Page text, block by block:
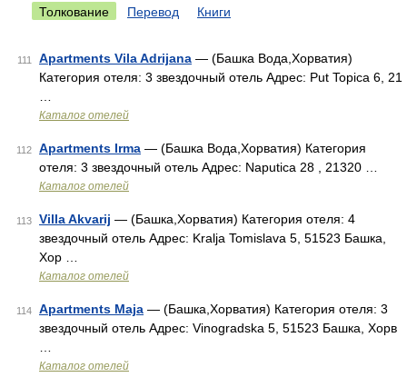
Толкование Перевод Книги
111 Apartments Vila Adrijana — (Башка Вода,Хорватия)
Категория отеля: 3 звездочный отель Адрес: Put Topica 6, 21
Каталог отелей
112 Apartments Irma — (Башка Вода,Хорватия) Категория
отеля: 3 звездочный отель Адрес: Naputica 28 , 21320 …
Каталог отелей
113 Villa Akvarij — (Башка,Хорватия) Категория отеля: 4
звездочный отель Адрес: Kralja Tomislava 5, 51523 Башка,
Хор …
Каталог отелей
114 Apartments Maja — (Башка,Хорватия) Категория отеля: 3
звездочный отель Адрес: Vinogradska 5, 51523 Башка, Хорв
Каталог отелей